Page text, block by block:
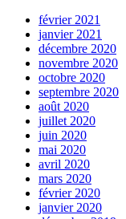
février 2021
janvier 2021
décembre 2020
novembre 2020
octobre 2020
septembre 2020
août 2020
juillet 2020
juin 2020
mai 2020
avril 2020
mars 2020
février 2020
janvier 2020